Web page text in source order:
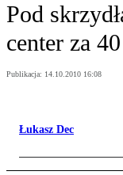
Pod
center za
Publikacja: 14.10.2010 16:08
Łukasz Dec